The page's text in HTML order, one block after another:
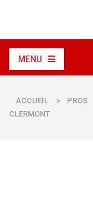
MENU
ACCUEIL > PROS
CLERMONT